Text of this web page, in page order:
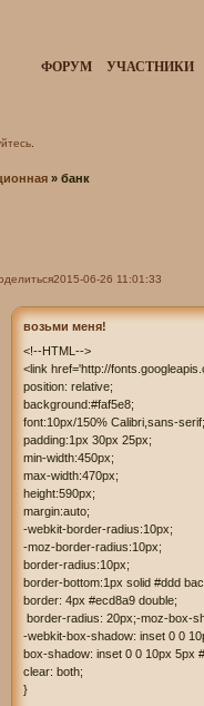
ФОРУМ УЧАСТНИКИ
.
»банк
2015-06-26 11:01:33
возьми меня!
<!--HTML-->
<link href='http://
position: relative;
background:#faf5e8;
font:10px/150% Calibri,sans-
padding:1px 30px 25px;
min-width:450px;
max-width:470px;
height:590px;
margin:auto;
-webkit-border-radius:10px;
-moz-border-radius:10px;
border-radius:10px;
border-bottom:1px solid #ddd
border: 4px #ecd8a9 double;
border-radius: 20px;-moz-box-
-webkit-box-shadow: inset 0 0
box-shadow: inset 0 0 10px 5px
clear: both;
}